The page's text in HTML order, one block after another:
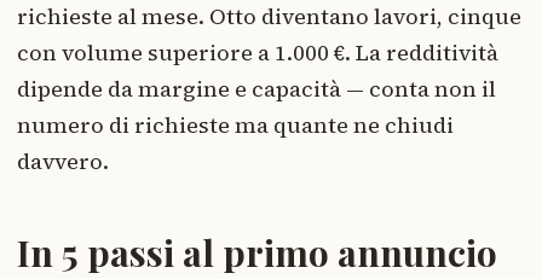
richieste al mese. Otto diventano lavori, cinque
con volume superiore a 1.000 €. La redditività
dipende da margine e capacità — conta non il
numero di richieste ma quante ne chiudi
davvero.
In 5 passi al primo annuncio